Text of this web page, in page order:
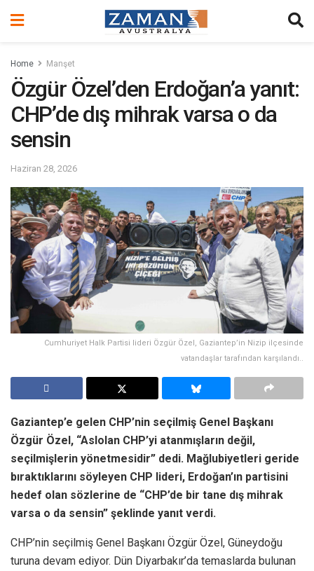
Home Manşet
Özgür Özel’den Erdoğan’a yanıt:
CHP’de dış mihrak varsa o da
sensin
Haziran 28, 2026
Cumhuriyet Halk Partisi lideri Özgür Özel, Gaziantep’in Nizip ilçesinde
vatandaşlar tarafından karşılandı..
Gaziantep’e gelen CHP’nin seçilmiş Genel Başkanı
Özgür Özel, “Aslolan CHP’yi atanmışların değil,
seçilmişlerin yönetmesidir” dedi. Mağlubiyetleri geride
bıraktıklarını söyleyen CHP lideri, Erdoğan’ın partisini
hedef olan sözlerine de “CHP’de bir tane dış mihrak
varsa o da sensin” şeklinde yanıt verdi.
CHP’nin seçilmiş Genel Başkanı Özgür Özel, Güneydoğu
turuna devam ediyor. Dün Diyarbakır’da temaslarda bulunan